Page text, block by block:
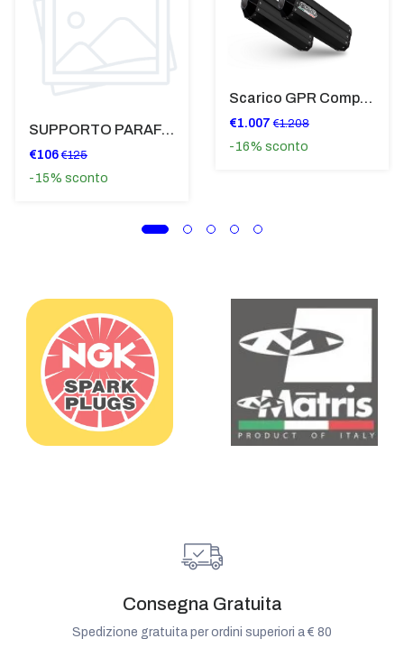
SUPPORTO PARAFANGO POSTERIORE BMW F900XR
€106 €125
-15% sconto
Scarico GPR Compatibile Con Bmw K 1600 Gt 2017-2021 - Hyper Sonic Black Titanium
€1.007 €1.208
-16% sconto
Consegna Gratuita
Spedizione gratuita per ordini superiori a € 80